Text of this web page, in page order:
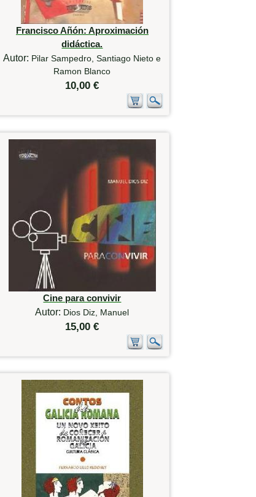
Francisco Añón: Aproximación
didáctica.
Autor: Pilar Sampedro, Santiago Nieto e
Ramon Blanco
10,00 €
Cine para convivir
Autor: Dios Diz, Manuel
15,00 €